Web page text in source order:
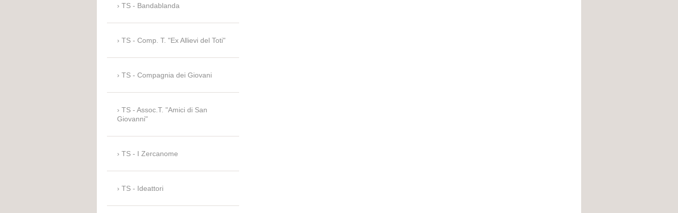
TS - Bandablanda
TS - Comp. T. "Ex Allievi del Toti"
TS - Compagnia dei Giovani
TS - Assoc.T. "Amici di San
Giovanni"
TS - I Zercanome
TS - Ideattori